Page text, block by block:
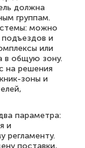
должна
группам.
можно
подъездов и
или
в общую зону.
на решения
зоны и
параметра:
и
регламенту.
поставки,